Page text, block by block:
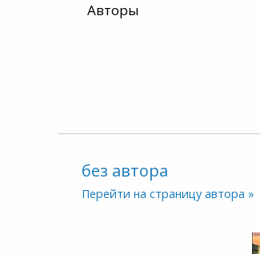
Авторы
без автора
Перейти на страницу автора »